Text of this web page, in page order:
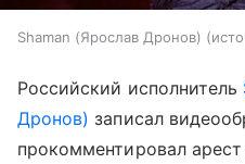
Shaman (Ярослав Дронов)
Российский исполнитель
Дронов) записал
прокомментировал